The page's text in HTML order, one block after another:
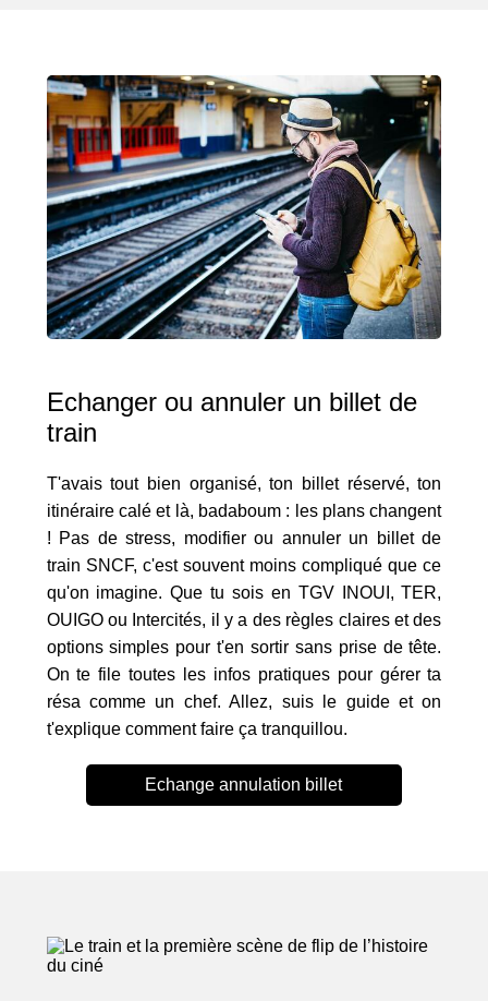
Echanger ou annuler un billet de
train
T'avais tout bien organisé, ton billet réservé, ton
itinéraire calé et là, badaboum : les plans changent
! Pas de stress, modifier ou annuler un billet de
train SNCF, c'est souvent moins compliqué que ce
qu'on imagine. Que tu sois en TGV INOUI, TER,
OUIGO ou Intercités, il y a des règles claires et des
options simples pour t'en sortir sans prise de tête.
On te file toutes les infos pratiques pour gérer ta
résa comme un chef. Allez, suis le guide et on
t'explique comment faire ça tranquillou.
Echange annulation billet